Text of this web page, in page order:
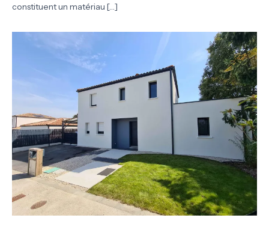
constituent un matériau […]